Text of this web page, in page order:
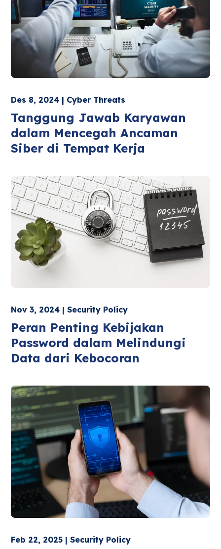
Des 8, 2024 | Cyber Threats
Tanggung Jawab Karyawan
dalam Mencegah Ancaman
Siber di Tempat Kerja
Nov 3, 2024 | Security Policy
Peran Penting Kebijakan
Password dalam Melindungi
Data dari Kebocoran
Feb 22, 2025 | Security Policy